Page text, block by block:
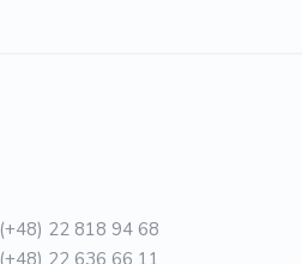
(+48) 22 818 94 68
(+48) 22 636 66 11